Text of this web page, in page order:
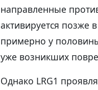
направленные
активируется позже
примерно у
уже возникших
Однако LRG1